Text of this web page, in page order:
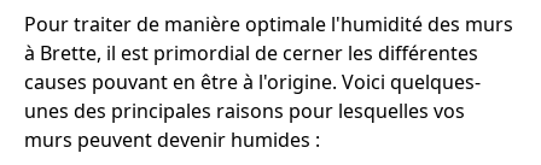
Pour traiter de manière optimale l'humidité des murs
à Brette, il est primordial de cerner les différentes
causes pouvant en être à l'origine. Voici quelques-
unes des principales raisons pour lesquelles vos
murs peuvent devenir humides :